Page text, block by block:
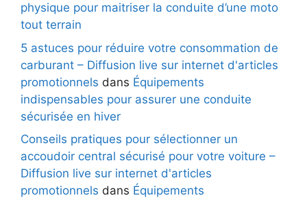
physique pour maitriser la conduite d’une moto
tout terrain
5 astuces pour réduire votre consommation de
carburant – Diffusion live sur internet d'articles
promotionnels dans Équipements
indispensables pour assurer une conduite
sécurisée en hiver
Conseils pratiques pour sélectionner un
accoudoir central sécurisé pour votre voiture –
Diffusion live sur internet d'articles
promotionnels dans Équipements